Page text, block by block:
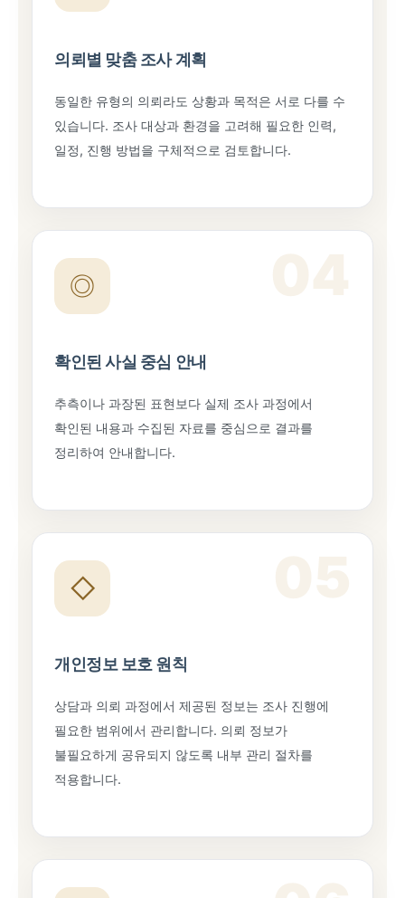
의뢰별 맞춤 조사 계획
동일한 유형의 의뢰라도 상황과 목적은 서로 다를 수
있습니다. 조사 대상과 환경을 고려해 필요한 인력,
일정, 진행 방법을 구체적으로 검토합니다.
◎
확인된 사실 중심 안내
추측이나 과장된 표현보다 실제 조사 과정에서
확인된 내용과 수집된 자료를 중심으로 결과를
정리하여 안내합니다.
◇
개인정보 보호 원칙
상담과 의뢰 과정에서 제공된 정보는 조사 진행에
필요한 범위에서 관리합니다. 의뢰 정보가
불필요하게 공유되지 않도록 내부 관리 절차를
적용합니다.